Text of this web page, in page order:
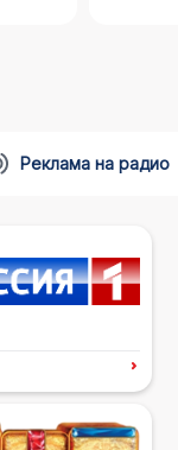
Реклама на радио